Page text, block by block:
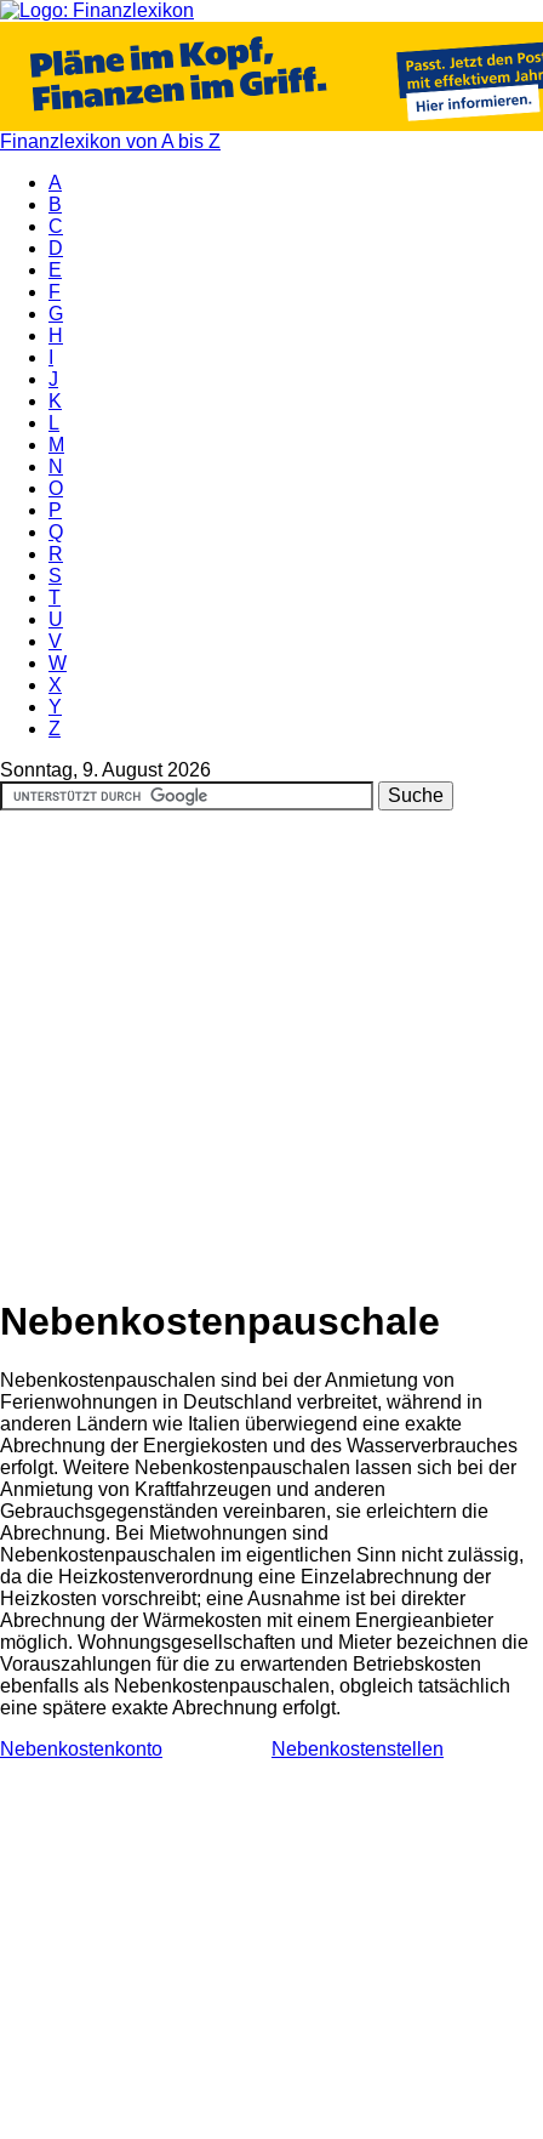
Finanzlexikon von A bis Z
A
B
C
D
E
F
G
H
J
K
L
M
N
O
P
Q
R
S
T
U
V
W
X
Y
Z
Sonntag, 9. August 2026
Nebenkostenpauschale
Nebenkostenpauschalen sind bei der Anmietung von
Ferienwohnungen in Deutschland verbreitet, während in
anderen Ländern wie Italien überwiegend eine exakte
Abrechnung der Energiekosten und des Wasserverbrauches
erfolgt. Weitere Nebenkostenpauschalen lassen sich bei der
Anmietung von Kraftfahrzeugen und anderen
Gebrauchsgegenständen vereinbaren, sie erleichtern die
Abrechnung. Bei Mietwohnungen sind
Nebenkostenpauschalen im eigentlichen Sinn nicht zulässig,
da die Heizkostenverordnung eine Einzelabrechnung der
Heizkosten vorschreibt; eine Ausnahme ist bei direkter
Abrechnung der Wärmekosten mit einem Energieanbieter
möglich. Wohnungsgesellschaften und Mieter bezeichnen die
Vorauszahlungen für die zu erwartenden Betriebskosten
ebenfalls als Nebenkostenpauschalen, obgleich tatsächlich
eine spätere exakte Abrechnung erfolgt.
Nebenkostenkonto
Nebenkostenstellen